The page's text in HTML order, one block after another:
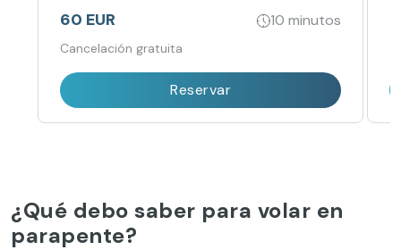
60 EUR 10 minutos
Cancelación gratuita
Reservar
¿Qué debo saber para volar en
parapente?